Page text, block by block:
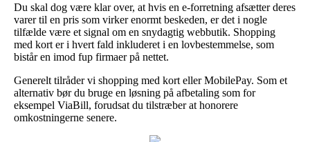
Du skal dog være klar over, at hvis en e-forretning afsætter deres
varer til en pris som virker enormt beskeden, er det i nogle
tilfælde være et signal om en snydagtig webbutik. Shopping
med kort er i hvert fald inkluderet i en lovbestemmelse, som
bistår en imod fup firmaer på nettet.
Generelt tilråder vi shopping med kort eller MobilePay. Som et
alternativ bør du bruge en løsning på afbetaling som for
eksempel ViaBill, forudsat du tilstræber at honorere
omkostningerne senere.